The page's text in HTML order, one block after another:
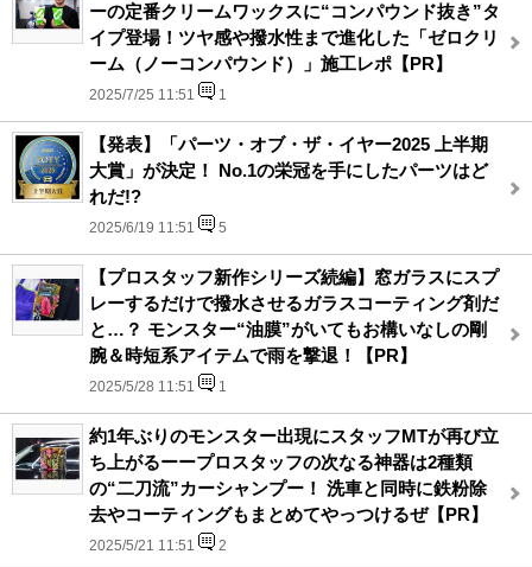
ーの定番クリームワックスに“コンパウンド抜き”タ
イプ登場！ツヤ感や撥水性まで進化した「ゼロクリ
ーム（ノーコンパウンド）」施工レポ【PR】
2025/7/25 11:51 1
【発表】「パーツ・オブ・ザ・イヤー2025 上半期
大賞」が決定！ No.1の栄冠を手にしたパーツはど
れだ!?
2025/6/19 11:51 5
【プロスタッフ新作シリーズ続編】窓ガラスにスプ
レーするだけで撥水させるガラスコーティング剤だ
と…？ モンスター“油膜”がいてもお構いなしの剛
腕＆時短系アイテムで雨を撃退！【PR】
2025/5/28 11:51 1
約1年ぶりのモンスター出現にスタッフMTが再び立
ち上がるーープロスタッフの次なる神器は2種類
の“二刀流”カーシャンプー！ 洗車と同時に鉄粉除
去やコーティングもまとめてやっつけるぜ【PR】
2025/5/21 11:51 2